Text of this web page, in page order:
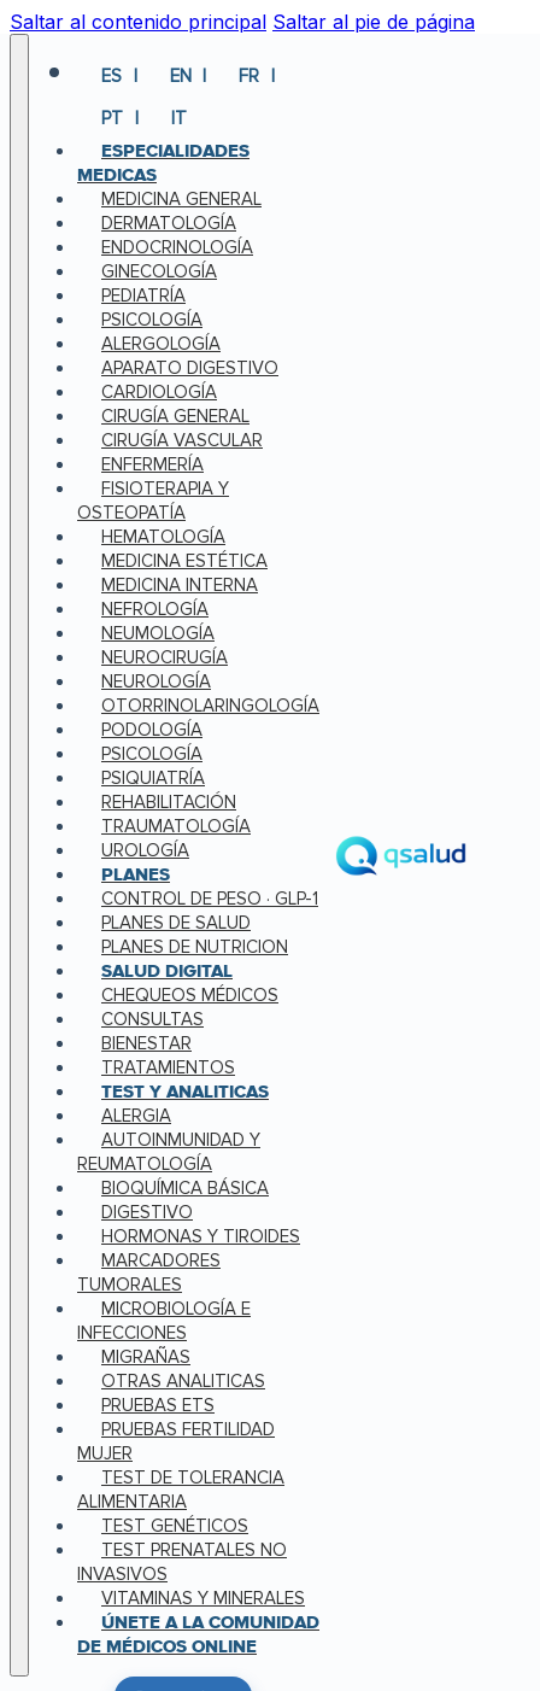
Saltar al contenido principal Saltar al pie de página
ES EN
FR
PT
IT
ESPECIALIDADES
MEDICAS
MEDICINA GENERAL
DERMATOLOGÍA
ENDOCRINOLOGÍA
GINECOLOGÍA
PEDIATRÍA
PSICOLOGÍA
ALERGOLOGÍA
APARATO DIGESTIVO
CARDIOLOGÍA
CIRUGÍA GENERAL
CIRUGÍA VASCULAR
ENFERMERÍA
FISIOTERAPIA Y
OSTEOPATÍA
HEMATOLOGÍA
MEDICINA ESTÉTICA
MEDICINA INTERNA
NEFROLOGÍA
NEUMOLOGÍA
NEUROCIRUGÍA
NEUROLOGÍA
OTORRINOLARINGOLOGÍA
PODOLOGÍA
PSICOLOGÍA
PSIQUIATRÍA
REHABILITACIÓN
TRAUMATOLOGÍA
UROLOGÍA
PLANES
CONTROL DE PESO · GLP-1
PLANES DE SALUD
PLANES DE NUTRICION
SALUD DIGITAL
CHEQUEOS MÉDICOS
CONSULTAS
BIENESTAR
TRATAMIENTOS
TEST Y ANALITICAS
ALERGIA
AUTOINMUNIDAD Y
REUMATOLOGÍA
BIOQUÍMICA BÁSICA
DIGESTIVO
HORMONAS Y TIROIDES
MARCADORES
TUMORALES
MICROBIOLOGÍA E
INFECCIONES
MIGRAÑAS
OTRAS ANALITICAS
PRUEBAS ETS
PRUEBAS FERTILIDAD
MUJER
TEST DE TOLERANCIA
ALIMENTARIA
TEST GENÉTICOS
TEST PRENATALES NO
INVASIVOS
VITAMINAS Y MINERALES
ÚNETE A LA COMUNIDAD
DE MÉDICOS ONLINE